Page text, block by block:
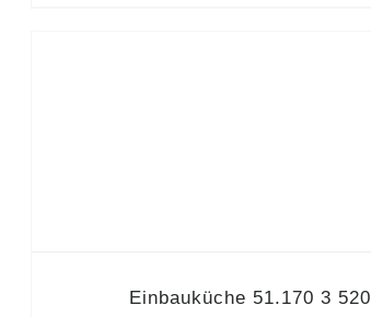
Einbauküche 51.170 3 520